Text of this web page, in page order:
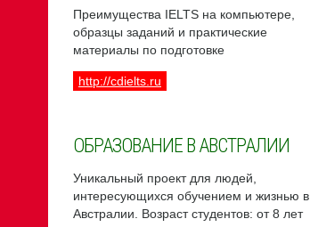
Преимущества IELTS на компьютере,
образцы заданий и практические
материалы по подготовке
http://cdielts.ru
ОБРАЗОВАНИЕ В АВСТРАЛИИ
Уникальный проект для людей,
интересующихся обучением и жизнью в
Австралии. Возраст студентов: от 8 лет